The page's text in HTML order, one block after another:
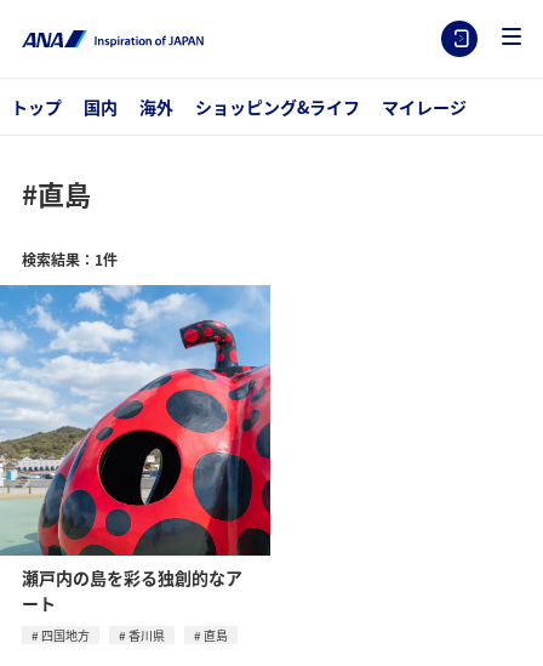
トップ 国内 海外 ショッピング&ライフ マイレージ
#直島
検索結果：1件
瀬戸内の島を彩る独創的なア
ート
四国地方 香川県 直島